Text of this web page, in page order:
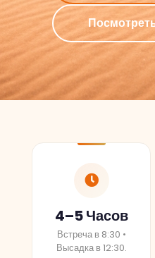
4–5 Часов
Встреча в 8:30 •
Высадка в 12:30.